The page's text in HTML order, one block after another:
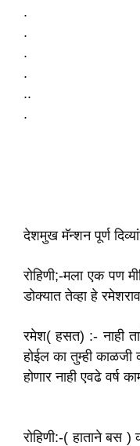
.
.
.
.
..
.
देशमुख मॅन्शन पूर्ण
रोहिणी;-मला एक पण
डोक्यात तेव्हा हे
रमेश( हसत) :- नाही
होईल का तुम्ही काळजी
होणार नाही एवढे वर्ष
रोहिणी:-( हाताने बस )